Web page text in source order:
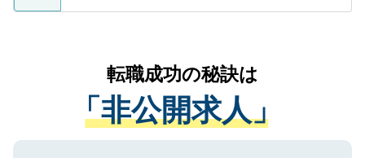
ているすべての個人データはご本人の許可
は、個人情報の取り扱いについての厳密な
管理基準を満たした事業者のみに付与され
る、プライバシーマークを取得済みです。
ご登録いただいた個人情報は、SSL（デー
かがいして、現在の医療機関の状況や紹介
経験をまじえながら、適切なアドバイスを
させていただきます。すぐにご転職をされ
ない方には、長期的なサポートが可能です
ので、まずはご登録ください。
転職成功の秘訣は
「非公開求人」